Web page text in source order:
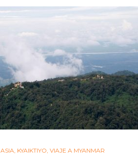
ASIA KYAIKTIYO ,VIAJE A MYANMAR